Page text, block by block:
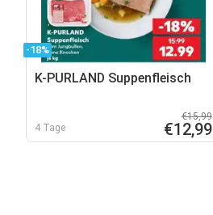
-18%
K-PURLAND Suppenfleisch
4 Tage
€15,99
€12,99